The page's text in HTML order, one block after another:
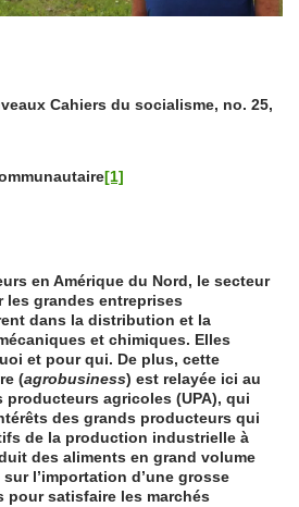
Cahiers du socialisme, no. 25,
[1]
en Amérique du Nord, le secteur
les grandes entreprises
dans la distribution et la
et chimiques. Elles
et pour qui. De plus, cette
(agrobusiness) est relayée ici au
producteurs agricoles (UPA), qui
des grands producteurs qui
de la production industrielle à
des aliments en grand volume
l’importation d’une grosse
pour satisfaire les marchés